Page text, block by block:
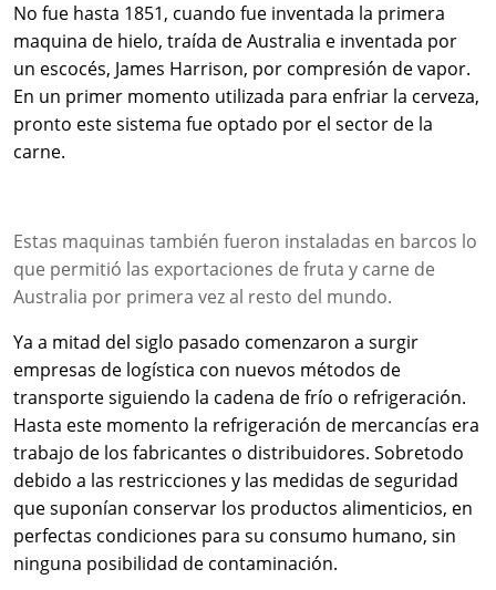
No fue hasta 1851, cuando fue inventada la primera
maquina de hielo, traída de Australia e inventada por
un escocés, James Harrison, por compresión de vapor.
En un primer momento utilizada para enfriar la cerveza,
pronto este sistema fue optado por el sector de la
carne.
Estas maquinas también fueron instaladas en barcos lo
que permitió las exportaciones de fruta y carne de
Australia por primera vez al resto del mundo.
Ya a mitad del siglo pasado comenzaron a surgir
empresas de logística con nuevos métodos de
transporte siguiendo la cadena de frío o refrigeración.
Hasta este momento la refrigeración de mercancías era
trabajo de los fabricantes o distribuidores. Sobretodo
debido a las restricciones y las medidas de seguridad
que suponían conservar los productos alimenticios, en
perfectas condiciones para su consumo humano, sin
ninguna posibilidad de contaminación.